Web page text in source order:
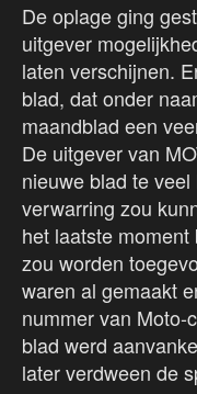
De oplage ging
uitgever
laten verschijnen.
blad, dat onder
maandblad een
De uitgever van
nieuwe blad te
verwarring zou
het laatste moment
zou worden
waren al gemaakt
nummer van Moto-
blad werd
later verdween de